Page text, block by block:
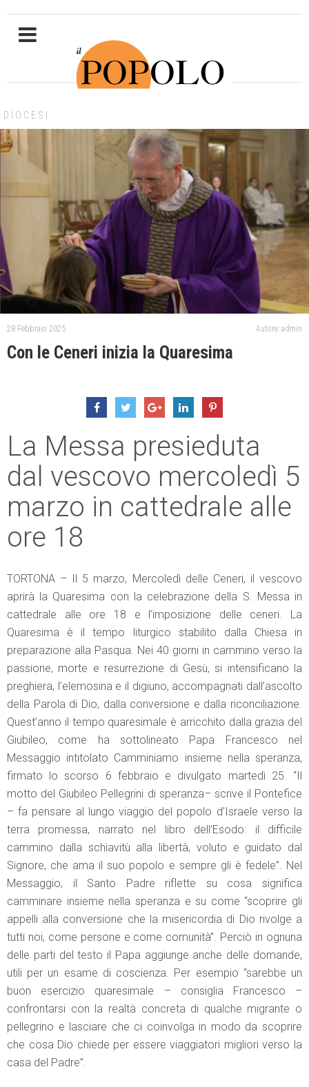
DIOCESI
28 Febbraio 2025 Autore: admin
Con le Ceneri inizia la Quaresima
La Messa presieduta
dal vescovo mercoledì 5
marzo in cattedrale alle
ore 18
TORTONA – Il 5 marzo, Mercoledì delle Ceneri, il vescovo
aprirà la Quaresima con la celebrazione della S. Messa in
cattedrale alle ore 18 e l’imposizione delle ceneri. La
Quaresima è il tempo liturgico stabilito dalla Chiesa in
preparazione alla Pasqua. Nei 40 giorni in cammino verso la
passione, morte e resurrezione di Gesù, si intensificano la
preghiera, l’elemosina e il digiuno, accompagnati dall’ascolto
della Parola di Dio, dalla conversione e dalla riconciliazione.
Quest’anno il tempo quaresimale è arricchito dalla grazia del
Giubileo, come ha sottolineato Papa Francesco nel
Messaggio intitolato Camminiamo insieme nella speranza,
firmato lo scorso 6 febbraio e divulgato martedì 25. “Il
motto del Giubileo Pellegrini di speranza– scrive il Pontefice
– fa pensare al lungo viaggio del popolo d’Israele verso la
terra promessa, narrato nel libro dell’Esodo: il difficile
cammino dalla schiavitù alla libertà, voluto e guidato dal
Signore, che ama il suo popolo e sempre gli è fedele”. Nel
Messaggio, il Santo Padre riflette su cosa significa
camminare insieme nella speranza e su come “scoprire gli
appelli alla conversione che la misericordia di Dio rivolge a
tutti noi, come persone e come comunità”. Perciò in ognuna
delle parti del testo il Papa aggiunge anche delle domande,
utili per un esame di coscienza. Per esempio “sarebbe un
buon esercizio quaresimale – consiglia Francesco –
confrontarsi con la realtà concreta di qualche migrante o
pellegrino e lasciare che ci coinvolga in modo da scoprire
che cosa Dio chiede per essere viaggiatori migliori verso la
casa del Padre”.